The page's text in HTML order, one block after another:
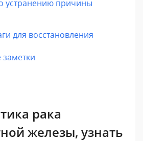
устранению причины
для восстановления
рака
железы, узнать